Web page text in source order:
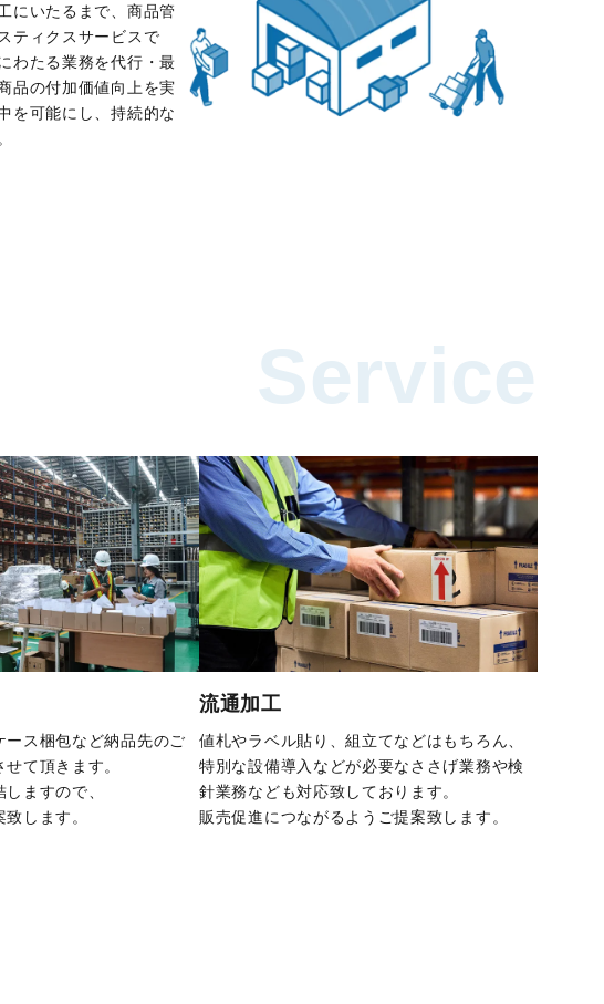
にいたるまで、商品管
ティクスサービスで
わたる業務を代行・最
品の付加価値向上を実
を可能にし、持続的な
Service
ース梱包など納品先のご
て頂きます。
ますので、
します。
流通加工
値札やラベル貼り、組立てなどはもちろん、
特別な設備導入などが必要なささげ業務や検
針業務なども対応致しております。
販売促進につながるようご提案致します。